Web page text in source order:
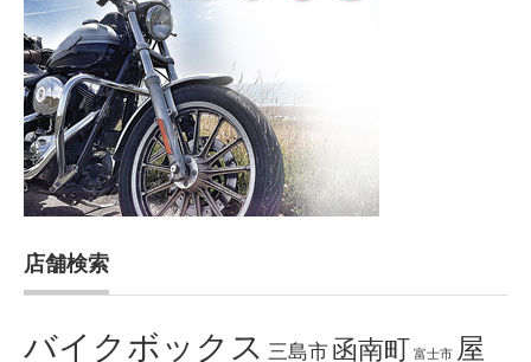
店舗検索
バイクボックス 三島市 函南町 富士市 屋